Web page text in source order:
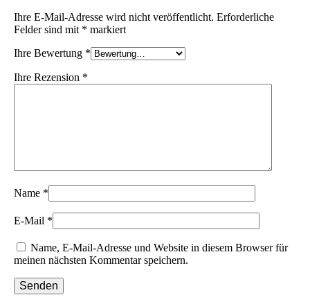
Ihre E-Mail-Adresse wird nicht veröffentlicht. Erforderliche
Felder sind mit * markiert
Ihre Bewertung *
Ihre Rezension *
Name *
E-Mail *
Name, E-Mail-Adresse und Website in diesem Browser für
meinen nächsten Kommentar speichern.